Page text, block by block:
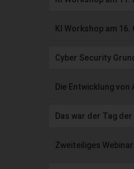
KI Workshop am
Cyber Security
Die Entwicklung
Das war der Tag
Zweiteiliges